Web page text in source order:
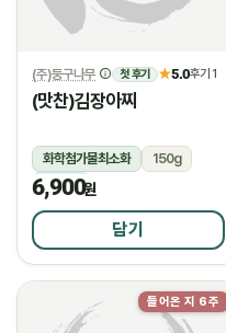
(주)둥구나무 첫 후기 ★5.0후기 1
(맛찬)김장아찌
화학첨가물최소화
150g
냉장
6,900원
담기
들어온 지 6주